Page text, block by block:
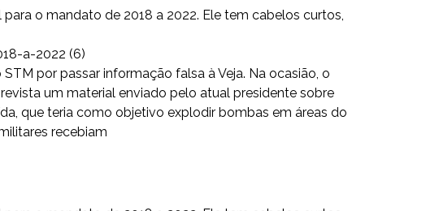
a-2022 (6)
por passar informação falsa à Veja. Na ocasião, o
um material enviado pelo atual presidente sobre
que teria como objetivo explodir bombas em áreas do
recebiam